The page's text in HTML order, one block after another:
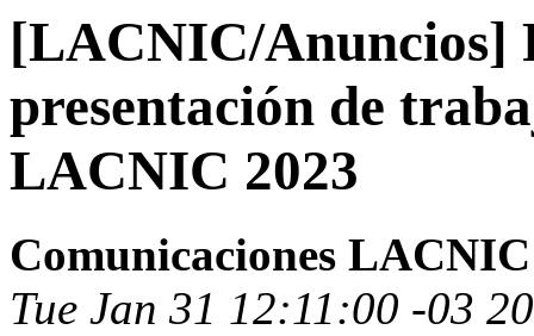
[LACNIC/Anuncios]
presentación de
LACNIC 2023
Comunicaciones LACNIC
Tue Jan 31 12:11:00 -03